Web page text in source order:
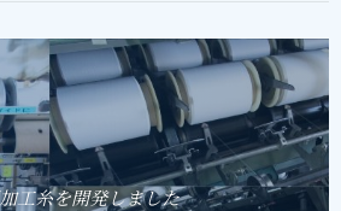
工糸を開発しました